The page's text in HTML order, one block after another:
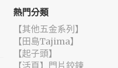
熱門分類
【其他五金系列】
【田島Tajima】
【起子頭】